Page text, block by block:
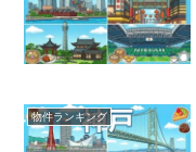
物件ランキング